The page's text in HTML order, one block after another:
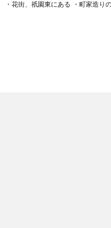
・花街、祇園東にある ・町家造り